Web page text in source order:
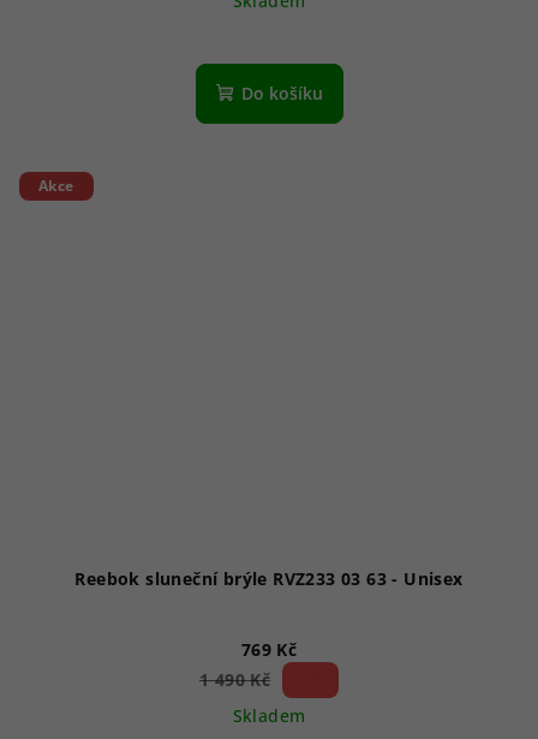
Do košíku
Akce
Reebok sluneční brýle RVZ233 03 63 - Unisex
769 Kč
1 490 Kč
Skladem